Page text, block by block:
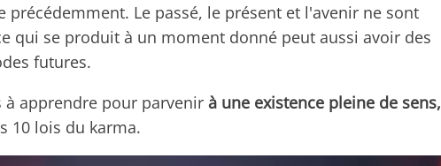
précédemment. Le passé, le présent et l'avenir ne sont
qui se produit à un moment donné peut aussi avoir des
futures.
apprendre pour parvenir à une existence pleine de sens,
10 lois du karma.